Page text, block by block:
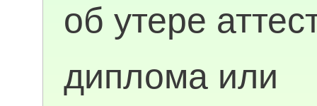
об утере
диплома или